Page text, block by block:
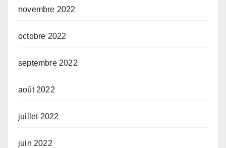
novembre 2022
octobre 2022
septembre 2022
août 2022
juillet 2022
juin 2022